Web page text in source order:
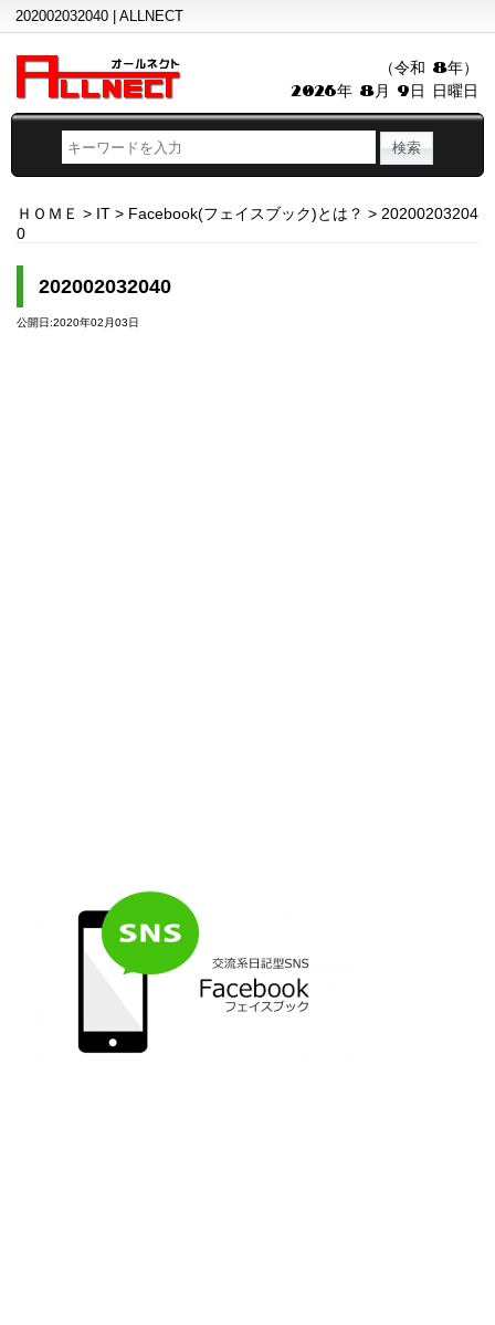
202002032040 | ALLNECT
（令和 8年）
2026年 8月 9日 日曜日
ＨＯＭＥ > IT > Facebook(フェイスブック)とは？ > 20200203204
0
202002032040
公開日:2020年02月03日